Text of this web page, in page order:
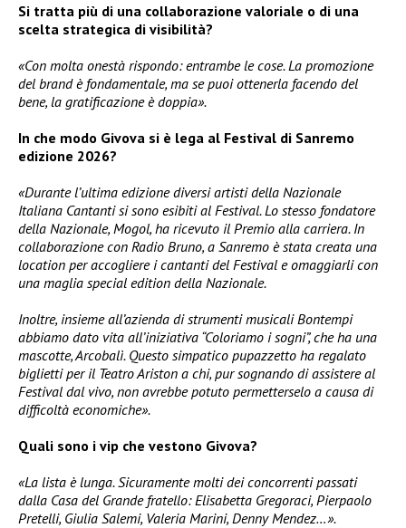
Si tratta più di una collaborazione valoriale o di una
scelta strategica di visibilità?
«Con molta onestà rispondo: entrambe le cose. La promozione
del brand è fondamentale, ma se puoi ottenerla facendo del
bene, la gratificazione è doppia».
In che modo Givova si è lega al Festival di Sanremo
edizione 2026?
«Durante l’ultima edizione diversi artisti della Nazionale
Italiana Cantanti si sono esibiti al Festival. Lo stesso fondatore
della Nazionale, Mogol, ha ricevuto il Premio alla carriera. In
collaborazione con Radio Bruno, a Sanremo è stata creata una
location per accogliere i cantanti del Festival e omaggiarli con
una maglia special edition della Nazionale.
Inoltre, insieme all’azienda di strumenti musicali Bontempi
abbiamo dato vita all’iniziativa “Coloriamo i sogni”, che ha una
mascotte, Arcobalì. Questo simpatico pupazzetto ha regalato
biglietti per il Teatro Ariston a chi, pur sognando di assistere al
Festival dal vivo, non avrebbe potuto permetterselo a causa di
difficoltà economiche».
Quali sono i vip che vestono Givova?
«La lista è lunga. Sicuramente molti dei concorrenti passati
dalla Casa del Grande fratello: Elisabetta Gregoraci, Pierpaolo
Pretelli, Giulia Salemi, Valeria Marini, Denny Mendez…».